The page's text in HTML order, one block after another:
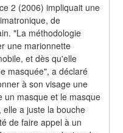
2 (2006) impliquait une
de
"La méthodologie
une marionnette
et dès qu'elle
masquée", a déclaré
à son visage une
un masque et le masque
a juste la bouche
de faire appel à un